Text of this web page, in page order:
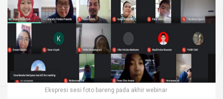
Ekspresi sesi foto bareng pada akhir webinar